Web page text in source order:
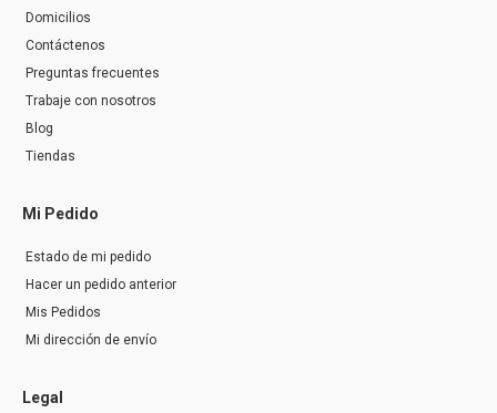
Domicilios
Contáctenos
Preguntas frecuentes
Trabaje con nosotros
Blog
Tiendas
Mi Pedido
Estado de mi pedido
Hacer un pedido anterior
Mis Pedidos
Mi dirección de envío
Legal